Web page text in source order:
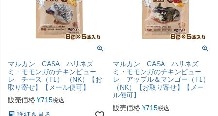
マルカン CASA ハリネズ
ミ・モモンガのチキンピュー
レ チーズ（T1） （NK）【お
取り寄せ】【メール便可】
販売価格 ¥715税込
マルカン CASA ハリネズ
ミ・モモンガのチキンピュー
レ アップル＆マンゴー（T1）
（NK）【お取り寄せ】【メー
ル便可】
販売価格 ¥715税込